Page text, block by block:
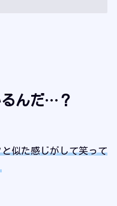
んだ…？
似た感じがして笑って